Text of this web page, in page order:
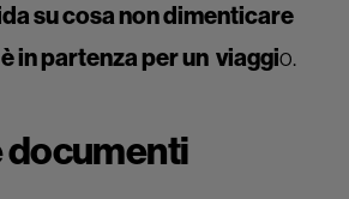
su cosa non dimenticare
in partenza per un viaggio.
documenti